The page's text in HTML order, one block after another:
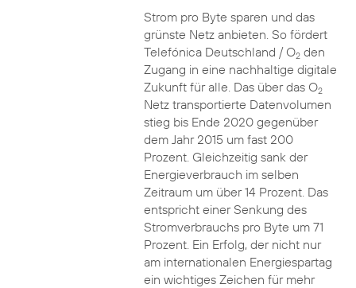
Strom pro Byte sparen und das
grünste Netz anbieten. So fördert
Telefónica Deutschland / O2den
Zugang in eine nachhaltige digitale
Zukunft für alle. Das über das O2
Netz transportierte Datenvolumen
stieg bis Ende 2020 gegenüber
dem Jahr 2015 um fast 200
Prozent. Gleichzeitig sank der
Energieverbrauch im selben
Zeitraum um über 14 Prozent. Das
entspricht einer Senkung des
Stromverbrauchs pro Byte um 71
Prozent. Ein Erfolg, der nicht nur
am internationalen Energiespartag
ein wichtiges Zeichen für mehr